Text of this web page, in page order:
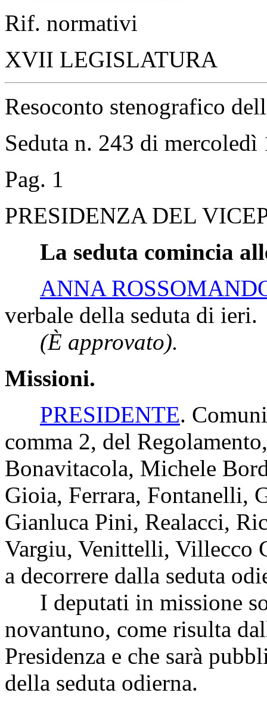
Rif. normativi
XVII LEGISLATURA
Resoconto stenografico
Seduta n. 243 di
Pag. 1
PRESIDENZA DEL
La seduta comincia
ANNA
verbale della seduta di ieri.
(È approvato).
Missioni.
PRESIDENTE.
comma 2, del
Bonavitacola, Michele
Gioia, Ferrara, Fontanelli,
Gianluca Pini, Realacci,
Vargiu, Venittelli, Villecco
a decorrere dalla seduta
I deputati in missione
novantuno, come risulta
Presidenza e che sarà
della seduta odierna.